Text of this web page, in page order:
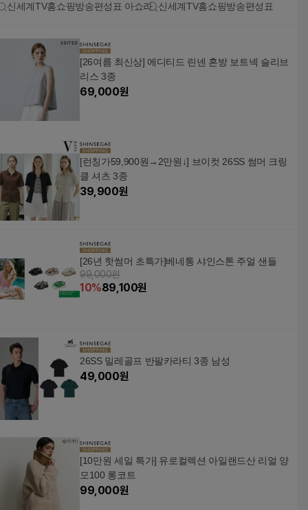
신세계TV홈쇼핑방송편성표 아쇼라 신세계TV홈쇼핑방송편성표
[26여름 최신상] 에디티드 린넨 혼방 보트넥 슬리브
리스 3종
69,000원
[런칭가59,900원→2만원↓] 브이컷 26SS 썸머 크링
클 셔츠 3종
39,900원
[26년 핫썸머 초특가]베네통 샤인스톤 주얼 샌들
99,000원
10%89,100원
26SS 밀레골프 반팔카라티 3종 남성
49,000원
[10만원 세일 특가] 유로컬렉션 아일랜드산 리얼 양
모100 롱코트
99,000원